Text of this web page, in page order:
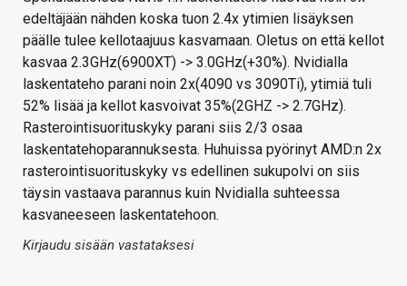
edeltäjään nähden koska tuon 2.4x ytimien lisäyksen
päälle tulee kellotaajuus kasvamaan. Oletus on että kellot
kasvaa 2.3GHz(6900XT) -> 3.0GHz(+30%). Nvidialla
laskentateho parani noin 2x(4090 vs 3090Ti), ytimiä tuli
52% lisää ja kellot kasvoivat 35%(2GHZ -> 2.7GHz).
Rasterointisuorituskyky parani siis 2/3 osaa
laskentatehoparannuksesta. Huhuissa pyörinyt AMD:n 2x
rasterointisuorituskyky vs edellinen sukupolvi on siis
täysin vastaava parannus kuin Nvidialla suhteessa
kasvaneeseen laskentatehoon.
Kirjaudu sisään vastataksesi